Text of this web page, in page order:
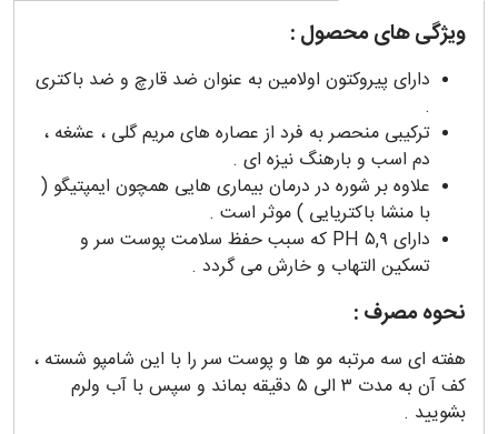
ویژگی های محصول :
دارای پیروکتون اولامین به عنوان ضد قارچ و ضد باکتری
.
ترکیبی منحصر به فرد از عصاره های مریم گلی ، عشغه ،
دم اسب و بارهنگ نیزه ای .
علاوه بر شوره در درمان بیماری هایی همچون ایمپتیگو (
با منشا باکتریایی ) موثر است .
دارای PH ۵,۹ که سبب حفظ سلامت پوست سر و
تسکین التهاب و خارش می گردد .
نحوه مصرف :
هفته ای سه مرتبه مو ها و پوست سر را با این شامپو شسته ،
کف آن به مدت ۳ الی ۵ دقیقه بماند و سپس با آب ولرم
بشویید .